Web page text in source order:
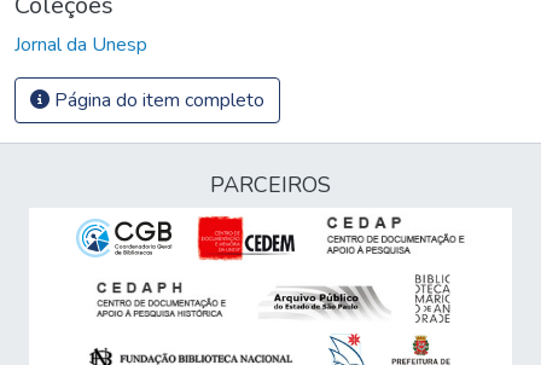
Jornal da Unesp
Página do item completo
PARCEIROS